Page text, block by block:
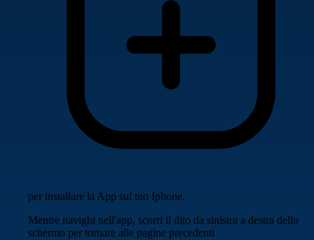
per installare la App sul tuo Iphone.
Mentre navighi nell'app, scorri il dito da sinistra a destra dello
schermo per tornare alle pagine precedenti